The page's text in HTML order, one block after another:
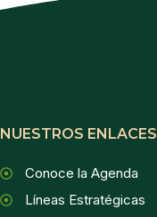
NUESTROS ENLACES
Conoce la Agenda
Líneas Estratégicas